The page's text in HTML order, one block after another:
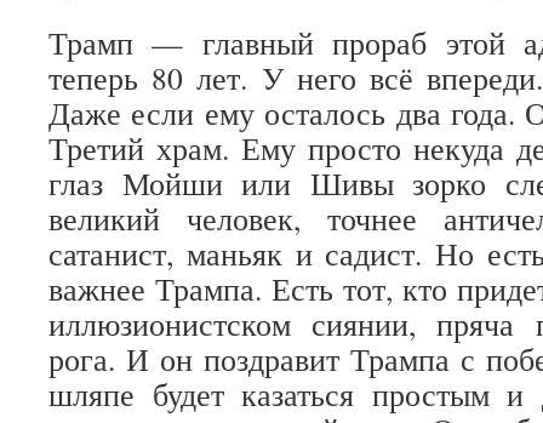
Трамп — главный прораб этой
теперь 80 лет. У него всё
Даже если ему осталось два года.
Третий храм. Ему просто некуда
глаз Мойши или Шивы зорко
великий человек, точнее
сатанист, маньяк и садист. Но
важнее Трампа. Есть тот, кто
иллюзионистском сиянии,
рога. И он поздравит Трампа с
шляпе будет казаться простым